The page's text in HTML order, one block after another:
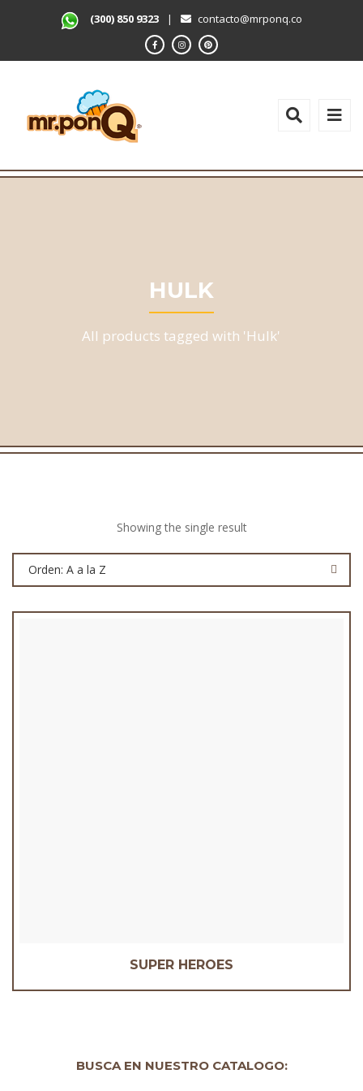
(300) 850 9323 | contacto@mrponq.co
HULK
All products tagged with 'Hulk'
Showing the single result
Orden: A a la Z
SUPER HEROES
BUSCA EN NUESTRO CATALOGO: